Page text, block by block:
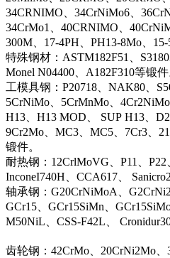
34CRNIMO、34CrNiMo6、
34CrMo1、40CRNIMO、
300M、17-4PH、PH13-8Mo、
特殊钢材：ASTM182F51、
Monel N04400、A182F310等锻件
工模具钢：P20718、NAK80、
5CrNiMo、5CrMnMo、
H13、H13 MOD、 SUP H13、
9Cr2Mo、MC3、MC5、7Cr3、
锻件。
耐热钢：12CrlMoVG、P11、P22
InconeI740H、CCA617、
轴承钢：G20CrNiMoA、
GCr15、GCr15SiMn、
M50NiL、CSS-F42L、
齿轮钢：42CrMo、20CrNi2Mo、